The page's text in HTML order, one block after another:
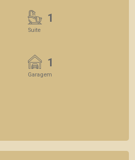
1
Suite
1
Garagem